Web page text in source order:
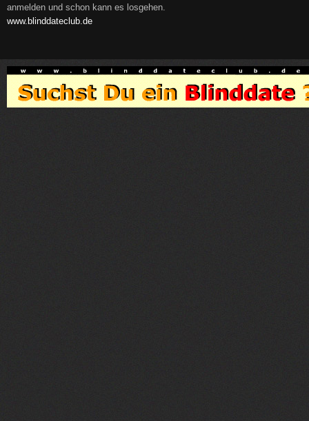
anmelden und schon kann es losgehen.
www.blinddateclub.de